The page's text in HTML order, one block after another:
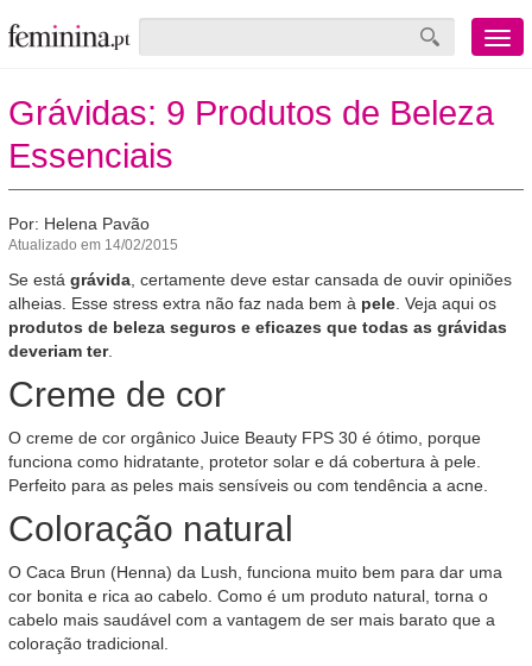
Menu
mobile
Grávidas: 9 Produtos de Beleza
Essenciais
Por: Helena Pavão
Atualizado em 14/02/2015
Se está grávida , certamente deve estar cansada de ouvir opiniões
alheias. Esse stress extra não faz nada bem à pele . Veja aqui os
produtos de beleza seguros e eficazes que todas as grávidas
deveriam ter.
Creme de cor
O creme de cor orgânico Juice Beauty FPS 30 é ótimo, porque
funciona como hidratante, protetor solar e dá cobertura à pele.
Perfeito para as peles mais sensíveis ou com tendência a acne.
Coloração natural
O Caca Brun (Henna) da Lush, funciona muito bem para dar uma
cor bonita e rica ao cabelo. Como é um produto natural, torna o
cabelo mais saudável com a vantagem de ser mais barato que a
coloração tradicional.